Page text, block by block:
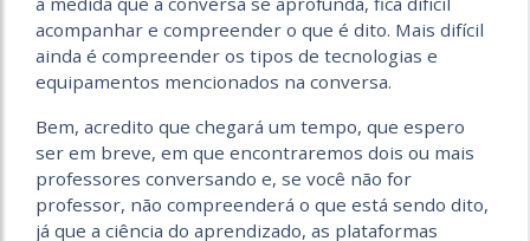
acompanhar e compreender o que é dito. Mais difícil
ainda é compreender os tipos de tecnologias e
equipamentos mencionados na conversa.
Bem, acredito que chegará um tempo, que espero
ser em breve, em que encontraremos dois ou mais
professores conversando e, se você não for
professor, não compreenderá o que está sendo dito,
já que a ciência do aprendizado, as plataformas